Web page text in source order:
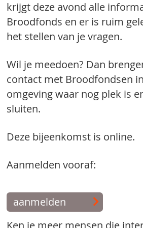
krijgt deze avond alle
Broodfonds en er is ruim
het stellen van je vragen.
Wil je meedoen? Dan
contact met Broodfondsen
omgeving waar nog plek is
sluiten.
Deze bijeenkomst is online.
Aanmelden vooraf:
aanmelden